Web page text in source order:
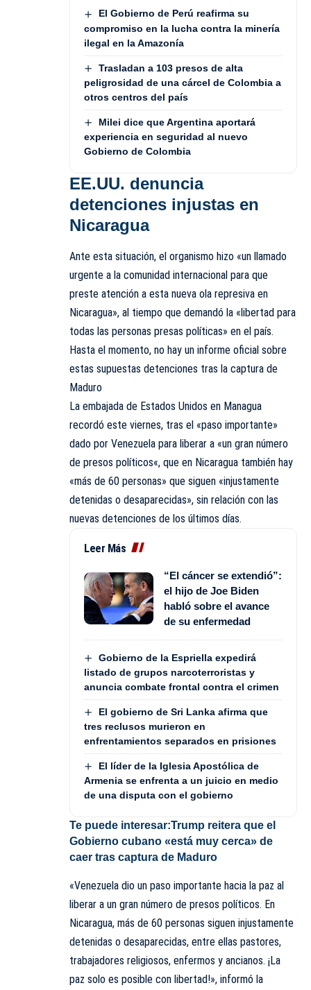
El Gobierno de Perú reafirma su
compromiso en la lucha contra la minería
ilegal en la Amazonía
Trasladan a 103 presos de alta
peligrosidad de una cárcel de Colombia a
otros centros del país
Milei dice que Argentina aportará
experiencia en seguridad al nuevo
Gobierno de Colombia
EE.UU. denuncia
detenciones injustas en
Nicaragua
Ante esta situación, el organismo hizo «un llamado
urgente a la comunidad internacional para que
preste atención a esta nueva ola represiva en
Nicaragua», al tiempo que demandó la «libertad para
todas las personas presas políticas» en el país.
Hasta el momento, no hay un informe oficial sobre
estas supuestas detenciones tras la captura de
Maduro
La embajada de Estados Unidos en Managua
recordó este viernes, tras el «paso importante»
dado por Venezuela para liberar a «un gran número
de presos políticos«, que en Nicaragua también hay
«más de 60 personas» que siguen «injustamente
detenidas o desaparecidas», sin relación con las
nuevas detenciones de los últimos días.
Leer Más
“El cáncer se extendió”:
el hijo de Joe Biden
habló sobre el avance
de su enfermedad
Gobierno de la Espriella expedirá
listado de grupos narcoterroristas y
anuncia combate frontal contra el crimen
El gobierno de Sri Lanka afirma que
tres reclusos murieron en
enfrentamientos separados en prisiones
El líder de la Iglesia Apostólica de
Armenia se enfrenta a un juicio en medio
de una disputa con el gobierno
Te puede interesar:Trump reitera que el
Gobierno cubano «está muy cerca» de
caer tras captura de Maduro
«Venezuela dio un paso importante hacia la paz al
liberar a un gran número de presos políticos. En
Nicaragua, más de 60 personas siguen injustamente
detenidas o desaparecidas, entre ellas pastores,
trabajadores religiosos, enfermos y ancianos. ¡La
paz solo es posible con libertad!», informó la